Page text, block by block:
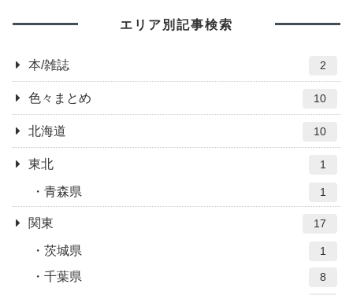
エリア別記事検索
本/雑誌 2
色々まとめ 10
北海道 10
東北 1
青森県 1
関東 17
茨城県 1
千葉県 8